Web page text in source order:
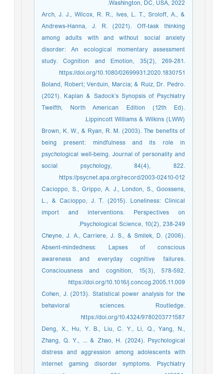
Washington, DC, USA, 2022.
Arch, J. J., Wilcox, R. R., Ives, L. T., Sroloff, A., &
Andrews-Hanna, J. R. (2021). Off-task thinking
among adults with and without social anxiety
disorder: An ecological momentary assessment
study. Cognition and Emotion, 35(2), 269-281.
https://doi.org/10.1080/02699931.2020.1830751
Boland, Robert; Verduin, Marcia; & Ruiz, Dr. Pedro.
(2021). Kaplan & Sadock’s Synopsis of Psychiatry
Twelfth, North American Edition (12th Ed).
Lippincott Williams & Wilkins (LWW).
Brown, K. W., & Ryan, R. M. (2003). The benefits of
being present: mindfulness and its role in
psychological well-being. Journal of personality and
social psychology, 84(4), 822.
https://psycnet.apa.org/record/2003-02410-012
Cacioppo, S., Grippo, A. J., London, S., Goossens,
L., & Cacioppo, J. T. (2015). Loneliness: Clinical
import and interventions. Perspectives on
Psychological Science, 10(2), 238-249.
Cheyne, J. A., Carriere, J. S., & Smilek, D. (2006).
Absent-mindedness: Lapses of conscious
awareness and everyday cognitive failures.
Consciousness and cognition, 15(3), 578-592.
https://doi.org/10.1016/j.concog.2005.11.009
Cohen, J. (2013). Statistical power analysis for the
behavioral sciences. Routledge.
https://doi.org/10.4324/9780203771587
Deng, X., Hu, Y. B., Liu, C. Y., Li, Q., Yang, N.,
Zhang, Q. Y., ... & Zhao, H. (2024). Psychological
distress and aggression among adolescents with
internet gaming disorder symptoms. Psychiatry